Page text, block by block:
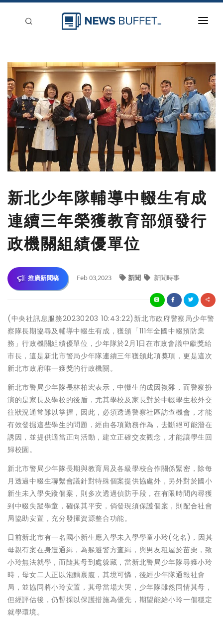
新聞稿分類
登入
刊登
新北少年隊輔導中輟生有成
連續三年榮獲教育部頒發行
政機關組績優單位
推廣新聞稿 Feb 03,2023 新聞 新聞時事
(中央社訊息服務20230203 10:43:22)新北市政府警察局少年警
察隊長期協尋及輔導中輟生有成，獲頒「111年全國中輟預防業
務」行政機關組績優單位，少年隊於2月1日在市政會議中獻獎給
市長，這是新北市警局少年隊連續三年獲頒此項獎項，更是這次
新北市政府唯一獲獎的行政機關。
新北市警局少年隊長林柏宏表示，中輟生的成因複雜，而警察扮
演的是家長及學校的後盾，尤其學校及家長對於中輟學生校外交
往狀況通常難以掌握，因此，必須透過警察社區訪查機會，才能
有效發掘這些學生的問題，經由各項勤務作為，去斷絕可能潛在
誘因，並提供適當正向活動，建立正確交友觀念，才能讓學生回
歸校園。
新北市警局少年隊長期與教育局及各級學校合作關係緊密，除每
月透過中輟生聯繫會議針對特殊個案提供協處外，另外對於國小
新生未入學失蹤個案，則多次透過偵防手段，在有限時間內尋獲
到中輟失蹤學童，確保其平安，倘發現須保護個案，則配合社會
局協助安置，充分發揮資源整合功能。
日前新北市有一名國小新生應入學未入學學童小玲(化名)，因其
母親有案在身遭通緝，為躲避警方查緝，與男友租屋於苗栗，致
小玲無法就學，而隨其母到處躲藏，當新北警局少年隊尋獲小玲
時，母女二人正以泡麵裹腹，其境可憐，後經少年隊通報社會
局，並協同將小玲安置，其母當場大哭，少年隊雖然同情其母，
但經評估後，仍暫採以保護措施為優先，期望能給小玲一個穩定
就學環境。